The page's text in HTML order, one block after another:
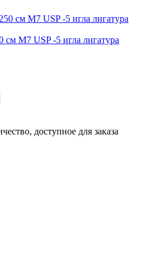
см М7 USP -5 игла лигатура
доступное для заказа